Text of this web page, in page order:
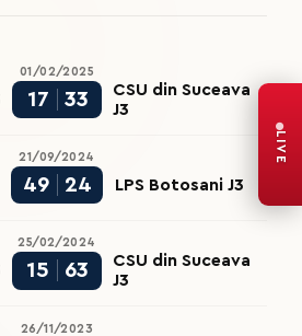
01/02/2025
17 33
CSU din Suceava
J3
21/09/2024
49 24 LPS Botosani J3
25/02/2024
15 63
CSU din Suceava
J3
26/11/2023
LIVE